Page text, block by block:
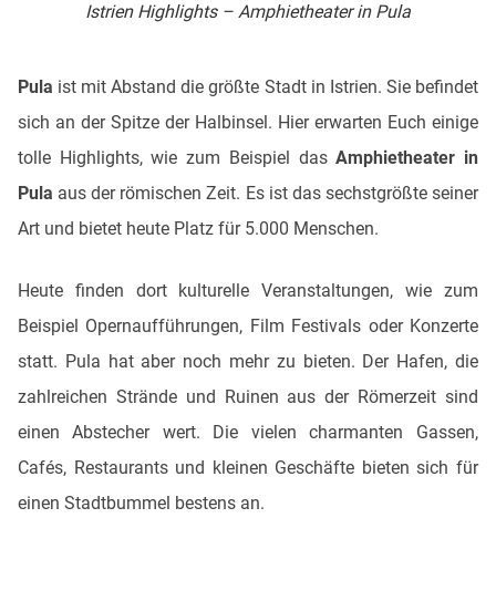
Istrien Highlights – Amphietheater in Pula
Pula ist mit Abstand die größte Stadt in Istrien. Sie befindet
sich an der Spitze der Halbinsel. Hier erwarten Euch einige
tolle Highlights, wie zum Beispiel dasAmphietheater in
Pula aus der römischen Zeit. Es ist das sechstgrößte seiner
Art und bietet heute Platz für 5.000 Menschen.
Heute finden dort kulturelle Veranstaltungen, wie zum
Beispiel Opernaufführungen, Film Festivals oder Konzerte
statt. Pula hat aber noch mehr zu bieten. Der Hafen, die
zahlreichen Strände und Ruinen aus der Römerzeit sind
einen Abstecher wert. Die vielen charmanten Gassen,
Cafés, Restaurants und kleinen Geschäfte bieten sich für
einen Stadtbummel bestens an.